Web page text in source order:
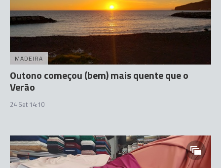
MADEIRA
Outono começou (bem) mais quente que o
Verão
24 Set 14:10